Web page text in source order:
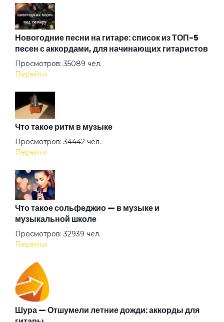
Мои видения
Мои старые друзья
На Землю Звёзды
Не забывай
Ноу мани
Ночь
Осень
Первая любовь
Новогодние песни на гитаре: список из ТОП-5
песен с аккордами, для начинающих гитаристов
Просмотров: 35089 чел.
Перейти
Что такое ритм в музыке
Просмотров: 34442 чел.
Перейти
Что такое сольфеджио — в музыке и
музыкальной школе
Просмотров: 32939 чел.
Перейти
Шура — Отшумели летние дожди: аккорды для